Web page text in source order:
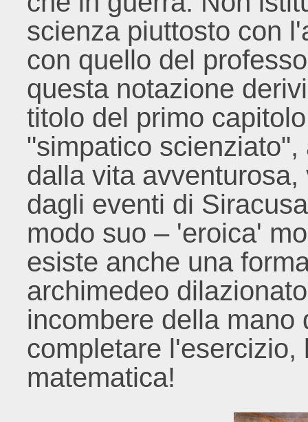
scienza piuttosto con
con quello del
questa notazione
titolo del primo
"simpatico
dalla vita
dagli eventi di
modo suo – 'eroica'
esiste anche una
archimedeo
incombere della
completare
matematica!